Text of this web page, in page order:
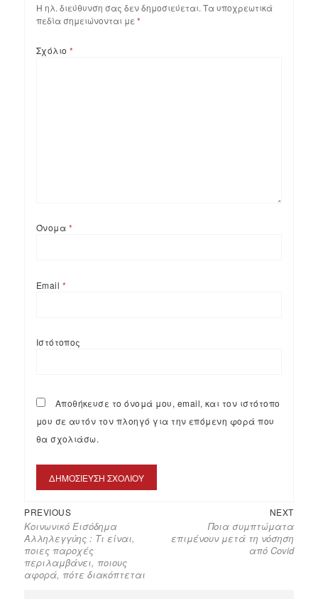
Η ηλ. διεύθυνση σας δεν δημοσιεύεται. Τα υποχρεωτικά
πεδία σημειώνονται με *
Σχόλιο *
Όνομα *
Email *
Ιστότοπος
Αποθήκευσε το όνομά μου, email, και τον ιστότοπο
μου σε αυτόν τον πλοηγό για την επόμενη φορά που
θα σχολιάσω.
PREVIOUS
Κοινωνικό Εισόδημα
Αλληλεγγύης : Τι είναι,
ποιες παροχές
περιλαμβάνει, ποιους
αφορά, πότε διακόπτεται
NEXT
Ποια συμπτώματα
επιμένουν μετά τη νόσηση
από Covid